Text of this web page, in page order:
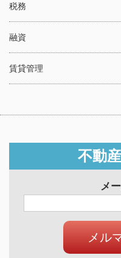
税務
融資
賃貸管理
不動
メ